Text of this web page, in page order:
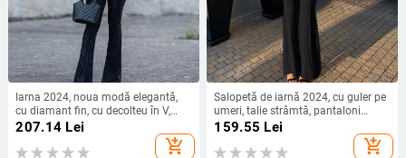
Iarna 2024, noua modă elegantă,
cu diamant fin, cu decolteu în V,
curea, strâmtă, pantaloni evazați,
207.14 Lei
add_shopping_cart
Salopetă de iarnă 2024, cu guler pe
umeri, talie strâmtă, pantaloni
evazați, lungime până la șold, cu
temperament matur, nouă generație
159.55 Lei
add_shopping_cart